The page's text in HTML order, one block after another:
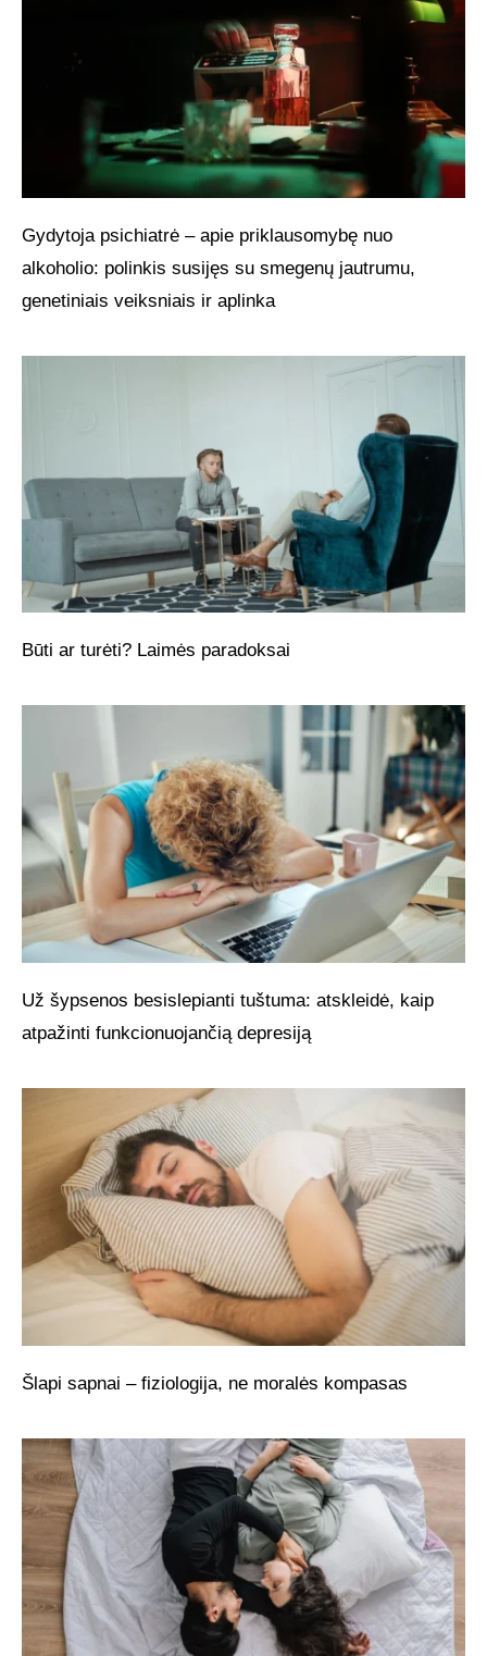
Gydytoja psichiatrė – apie priklausomybę nuo
alkoholio: polinkis susijęs su smegenų jautrumu,
genetiniais veiksniais ir aplinka
Būti ar turėti? Laimės paradoksai
Už šypsenos besislepianti tuštuma: atskleidė, kaip
atpažinti funkcionuojančią depresiją
Šlapi sapnai – fiziologija, ne moralės kompasas